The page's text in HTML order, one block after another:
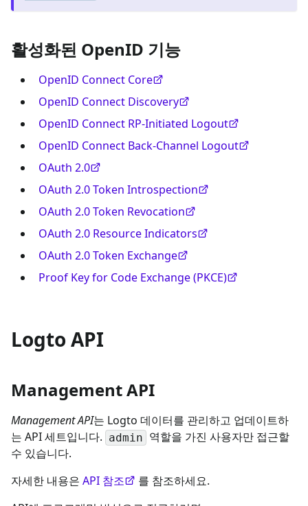
활성화된 OpenID 기능
OpenID Connect Core
OpenID Connect Discovery
OpenID Connect RP-Initiated Logout
OpenID Connect Back-Channel Logout
OAuth 2.0
OAuth 2.0 Token Introspection
OAuth 2.0 Token Revocation
OAuth 2.0 Resource Indicators
OAuth 2.0 Token Exchange
Proof Key for Code Exchange (PKCE)
Logto API
Management API
Management API는 Logto 데이터를 관리하고 업데이트하
는 API 세트입니다. admin 역할을 가진 사용자만 접근할
수 있습니다.
자세한 내용은 API 참조
를 참조하세요.